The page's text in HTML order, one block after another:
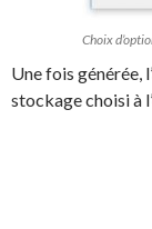
Choix
Une fois générée,
stockage choisi à